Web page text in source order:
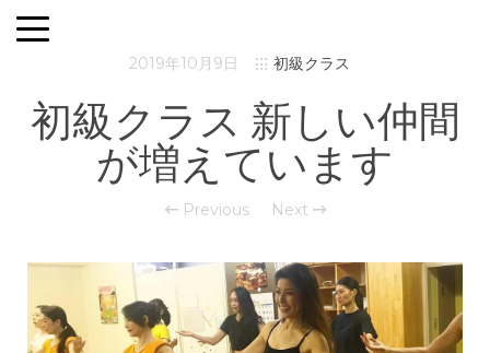
2019年10月9日 初級クラス
初級クラス 新しい仲間
が増えています
Previous Next